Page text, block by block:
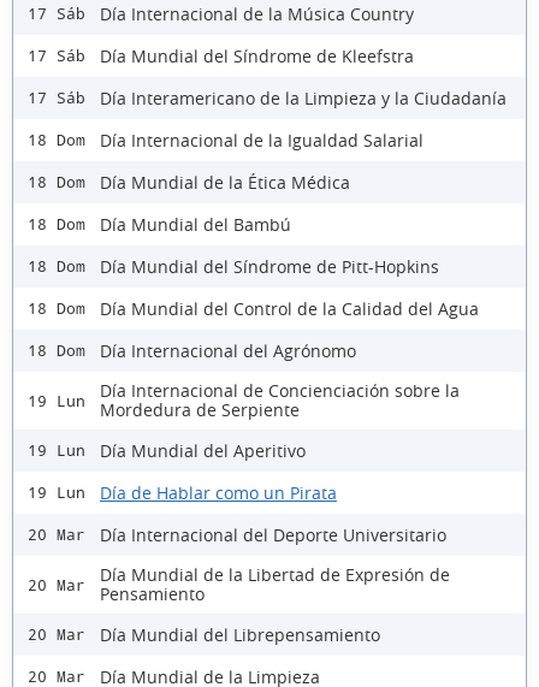
17 Sáb Día Internacional de la Música Country
17 Sáb Día Mundial del Síndrome de Kleefstra
17 Sáb Día Interamericano de la Limpieza y la Ciudadanía
18 Dom Día Internacional de la Igualdad Salarial
18 Dom Día Mundial de la Ética Médica
18 Dom Día Mundial del Bambú
18 Dom Día Mundial del Síndrome de Pitt-Hopkins
18 Dom Día Mundial del Control de la Calidad del Agua
18 Dom Día Internacional del Agrónomo
19 Lun
Día Internacional de Concienciación sobre la
Mordedura de Serpiente
19 Lun Día Mundial del Aperitivo
19 Lun Día de Hablar como un Pirata
20 Mar Día Internacional del Deporte Universitario
20 Mar
Día Mundial de la Libertad de Expresión de
Pensamiento
20 Mar Día Mundial del Librepensamiento
20 Mar Día Mundial de la Limpieza